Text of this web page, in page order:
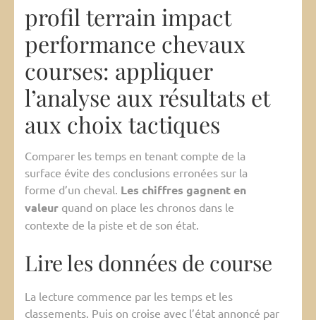
profil terrain impact
performance chevaux
courses: appliquer
l’analyse aux résultats et
aux choix tactiques
Comparer les temps en tenant compte de la
surface évite des conclusions erronées sur la
forme d’un cheval. Les chiffres gagnent en
valeur quand on place les chronos dans le
contexte de la piste et de son état.
Lire les données de course
La lecture commence par les temps et les
classements. Puis on croise avec l’état annoncé par